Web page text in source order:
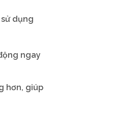
dụng
ngay
hơn, giúp